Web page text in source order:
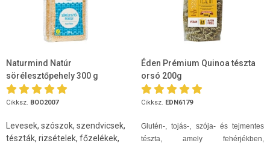
Naturmind Natúr
sörélesztőpehely 300 g
Cikksz. BOO2007
Levesek, szószok, szendvicsek,
tészták, rizsételek, főzelékek,
Éden Prémium Quinoa tészta
orsó 200g
Cikksz. EDN6179
Glutén-, tojás-, szója- és tejmentes
tészta, amely fehérjékben,